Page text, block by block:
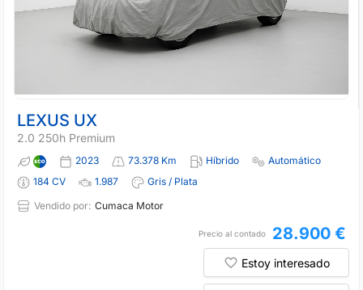
LEXUS UX
2.0 250h Premium
2023 73.378 Km Híbrido
Automático
184 CV
1.987
Gris / Plata
Vendido por: Cumaca Motor
Precio al contado 28.900 €
Estoy interesado